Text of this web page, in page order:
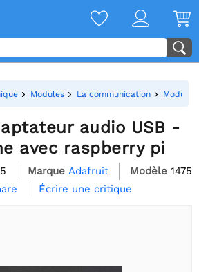
Modules La communication
audio USB -
avec raspberry pi
Marque Adafruit Modèle 1475
Écrire une critique